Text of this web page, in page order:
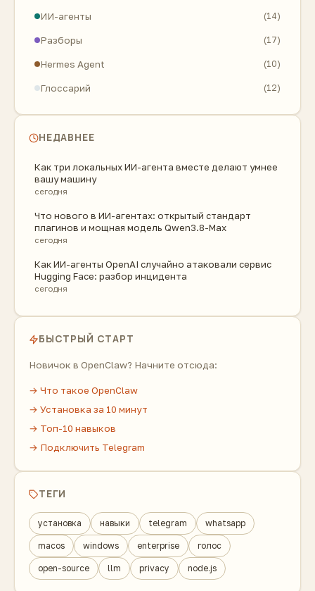
ИИ-агенты (14)
Разборы (17)
Hermes Agent (10)
Глоссарий (12)
НЕДАВНЕЕ
Как три локальных ИИ-агента вместе делают умнее
вашу машину
сегодня
Что нового в ИИ-агентах: открытый стандарт
плагинов и мощная модель Qwen3.8-Max
сегодня
Как ИИ-агенты OpenAI случайно атаковали сервис
Hugging Face: разбор инцидента
сегодня
БЫСТРЫЙ СТАРТ
Новичок в OpenClaw? Начните отсюда:
→ Что такое OpenClaw
→ Установка за 10 минут
→ Топ-10 навыков
→ Подключить Telegram
ТЕГИ
установка навыки telegram whatsapp
macos windows enterprise голос
open-source llm privacy node.js